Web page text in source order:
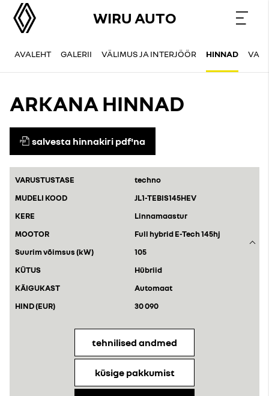
WIRU AUTO
AVALEHT GALERII VÄLIMUS JA INTERJÖÖR HINNAD
ARKANA HINNAD
salvesta hinnakiri pdf'na
techno
JL1-TEBIS145HEV
Linnamaastur
Full hybrid E-Tech 145hj
105
Hübriid
Automaat
30 090
tehnilised andmed
küsige pakkumist